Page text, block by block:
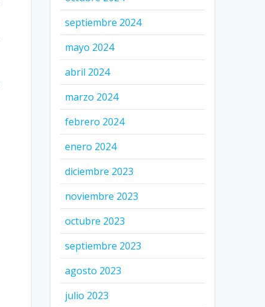
septiembre 2024
mayo 2024
abril 2024
marzo 2024
febrero 2024
enero 2024
diciembre 2023
noviembre 2023
octubre 2023
septiembre 2023
agosto 2023
julio 2023